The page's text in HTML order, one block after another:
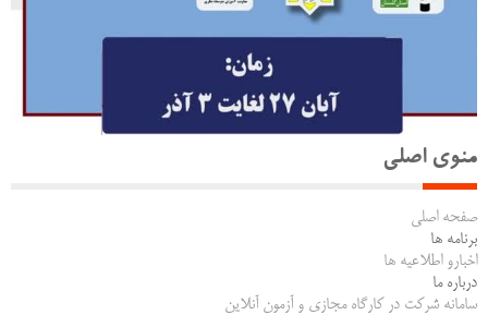
منوی اصلی
صفحه اصلی
برنامه ها
اخبارو اطلاعیه ها
درباره ما
سامانه شرکت در کارگاه مجازی و آزمون آنلاین